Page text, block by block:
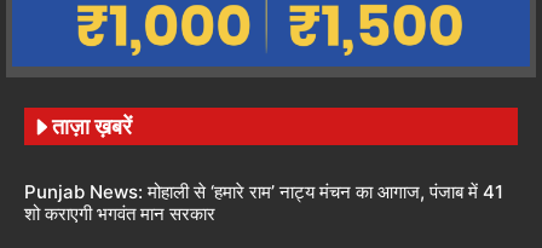
ताज़ा ख़बरें
Punjab News: मोहाली से ‘हमारे राम’ नाट्य मंचन का आगाज, पंजाब में 41
शो कराएगी भगवंत मान सरकार